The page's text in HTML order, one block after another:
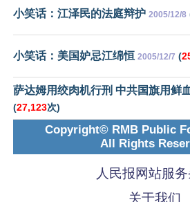
小笑话：江泽民的法庭辩护 2005/12/8
小笑话：美国妒忌江绵恒 2005/12/7 (
萨达姆用绞肉机行刑 中共国旗用鲜
(27,123次)
Copyright© RMB Public
All Rights
人民报网站服
关于我们